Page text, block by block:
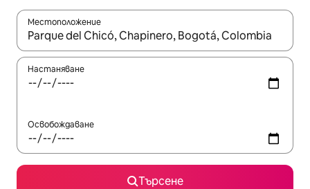
Местоположение
Когато резултатите се покажат, използвайте
Настаняване
Освобождаване
Търсене